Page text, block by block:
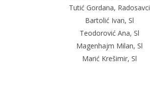
Tutić Gordana, Radosavci
Bartolić Ivan, Sl
Teodorović Ana, Sl
Magenhajm Milan, Sl
Marić Krešimir, Sl